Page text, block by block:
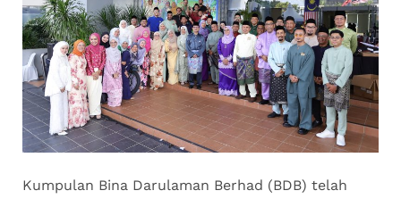
Kumpulan Bina Darulaman Berhad (BDB) telah